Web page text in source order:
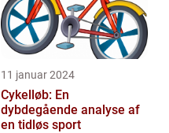
11 januar 2024
Cykelløb: En
dybdegående analyse af
en tidløs sport